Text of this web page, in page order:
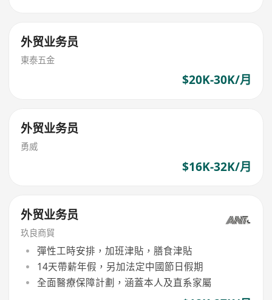
外贸业务员
東泰五金
$20K-30K/月
外贸业务员
勇威
$16K-32K/月
外贸业务员
玖良商貿
彈性工時安排，加班津貼，膳食津貼
14天帶薪年假，另加法定中國節日假期
全面醫療保障計劃，涵蓋本人及直系家屬